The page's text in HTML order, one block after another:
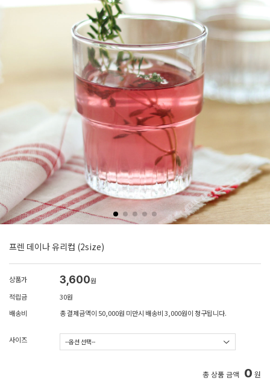
프렌 데이나 유리컵 (2size)
상품가 3,600원
적립금
30원
배송비
총 결제금액이 50,000원 미만시 배송비 3,000원이 청구됩니다.
사이즈
총 상품 금액 0 원